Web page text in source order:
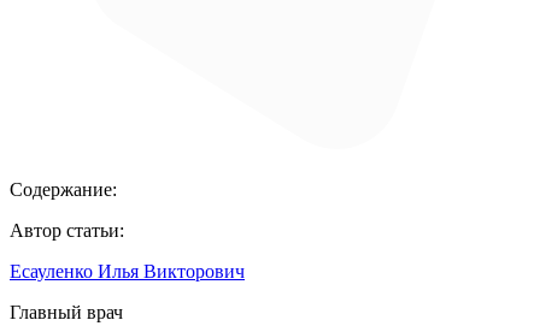
Содержание:
Автор статьи:
Есауленко Илья Викторович
Главный врач